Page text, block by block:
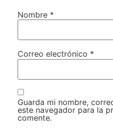
Nombre *
Correo electrónico *
Guarda mi nombre,
este navegador para la
comente.